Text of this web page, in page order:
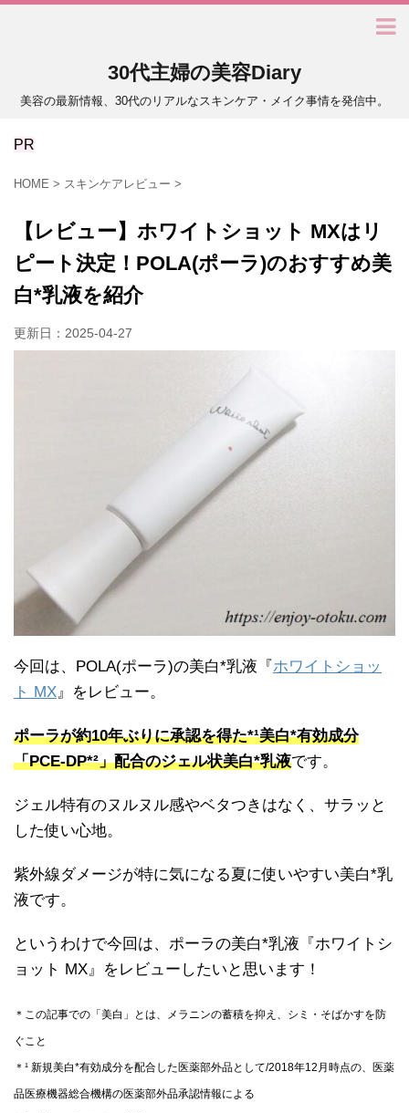
30代主婦の美容Diary
美容の最新情報、30代のリアルなスキンケア・メイク事情を発信中。
PR
HOME > スキンケアレビュー >
【レビュー】ホワイトショット MXはリ
ピート決定！POLA(ポーラ)のおすすめ美
白*乳液を紹介
更新日： 2025-04-27
今回は、POLA(ポーラ)の美白*乳液『ホワイトショッ
ト MX』をレビュー。
ポーラが約10年ぶりに承認を得た*¹美白*有効成分
「PCE-DP*²」配合のジェル状美白*乳液です。
ジェル特有のヌルヌル感やベタつきはなく、サラッと
した使い心地。
紫外線ダメージが特に気になる夏に使いやすい美白*乳
液です。
というわけで今回は、ポーラの美白*乳液『ホワイトシ
ョット MX』をレビューしたいと思います！
＊この記事での「美白」とは、メラニンの蓄積を抑え、シミ・そばかすを防
ぐこと
＊¹ 新規美白*有効成分を配合した医薬部外品として/2018年12月時点の、医薬
品医療機器総合機構の医薬部外品承認情報による